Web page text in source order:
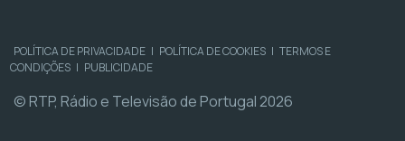
POLÍTICA DE PRIVACIDADE | POLÍTICA DE COOKIES | TERMOS E
CONDIÇÕES | PUBLICIDADE
© RTP, Rádio e Televisão de Portugal 2026